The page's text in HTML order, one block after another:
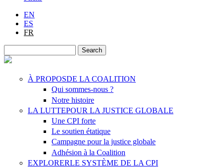
EN
ES
FR
Search form
À PROPOSDE LA COALITION
Qui sommes-nous ?
Notre histoire
LA LUTTEPOUR LA JUSTICE GLOBALE
Une CPI forte
Le soutien étatique
Campagne pour la justice globale
Adhésion à la Coalition
EXPLORERLE SYSTÈME DE LA CPI